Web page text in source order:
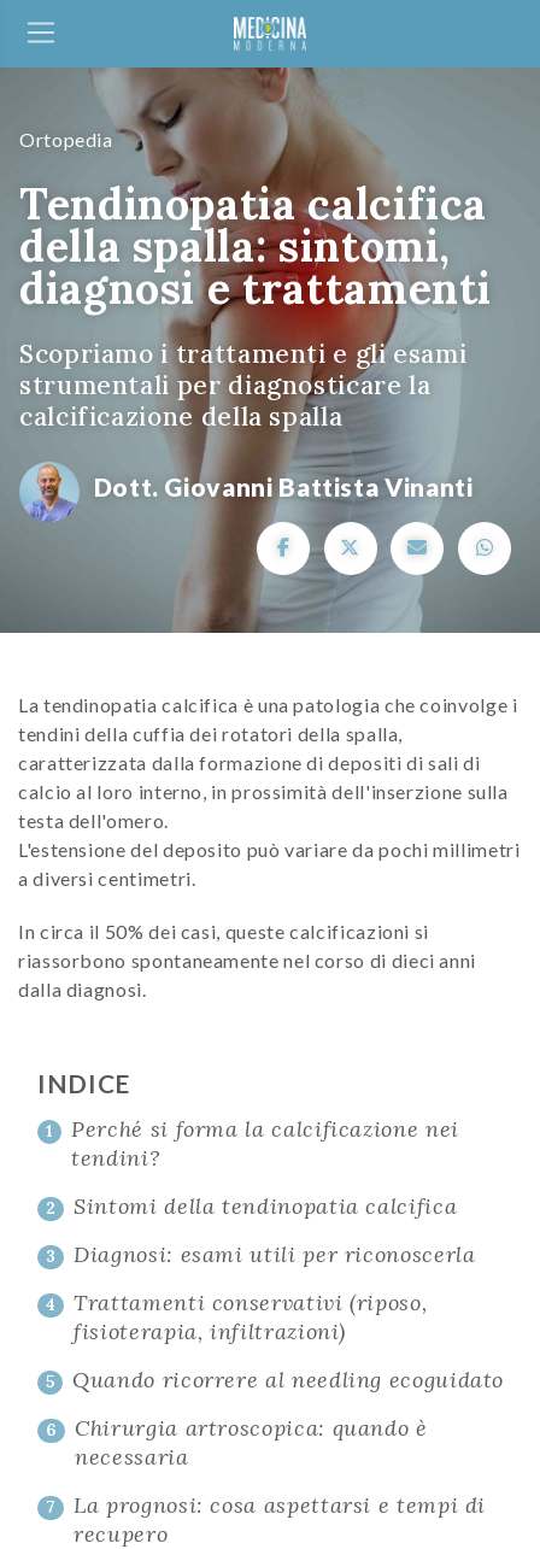
Ortopedia
Tendinopatia calcifica
della spalla: sintomi,
diagnosi e trattamenti
Scopriamo i trattamenti e gli esami
strumentali per diagnosticare la
calcificazione della spalla
Dott. Giovanni Battista Vinanti
La tendinopatia calcifica è una patologia che coinvolge i
tendini della cuffia dei rotatori della spalla,
caratterizzata dalla formazione di depositi di sali di
calcio al loro interno, in prossimità dell'inserzione sulla
testa dell'omero.
L'estensione del deposito può variare da pochi millimetri
a diversi centimetri.
In circa il 50% dei casi, queste calcificazioni si
riassorbono spontaneamente nel corso di dieci anni
dalla diagnosi.
INDICE
1
Perché si forma la calcificazione nei
tendini?
2 Sintomi della tendinopatia calcifica
3 Diagnosi: esami utili per riconoscerla
4
Trattamenti conservativi (riposo,
fisioterapia, infiltrazioni)
5 Quando ricorrere al needling ecoguidato
6
Chirurgia artroscopica: quando è
necessaria
7
La prognosi: cosa aspettarsi e tempi di
recupero